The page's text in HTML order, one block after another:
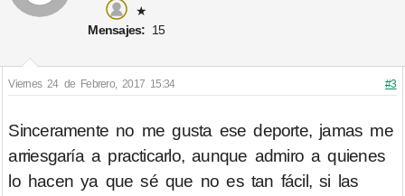
★
Mensajes: 15
Viernes 24 de Febrero, 2017 15:34 #3
Sinceramente no me gusta ese deporte, jamas me
arriesgaría a practicarlo, aunque admiro a quienes
lo hacen ya que sé que no es tan fácil, si las